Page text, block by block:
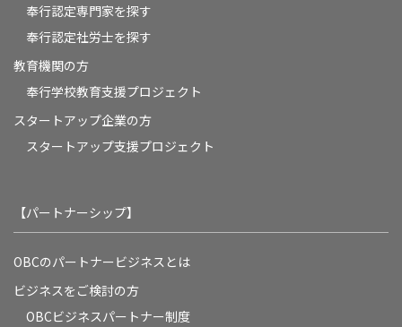
奉行認定専門家を探す
奉行認定社労士を探す
教育機関の方
奉⾏学校教育⽀援プロジェクト
スタートアップ企業の方
スタートアップ支援プロジェクト
【パートナーシップ】
OBCのパートナービジネスとは
ビジネスをご検討の方
OBCビジネスパートナー制度